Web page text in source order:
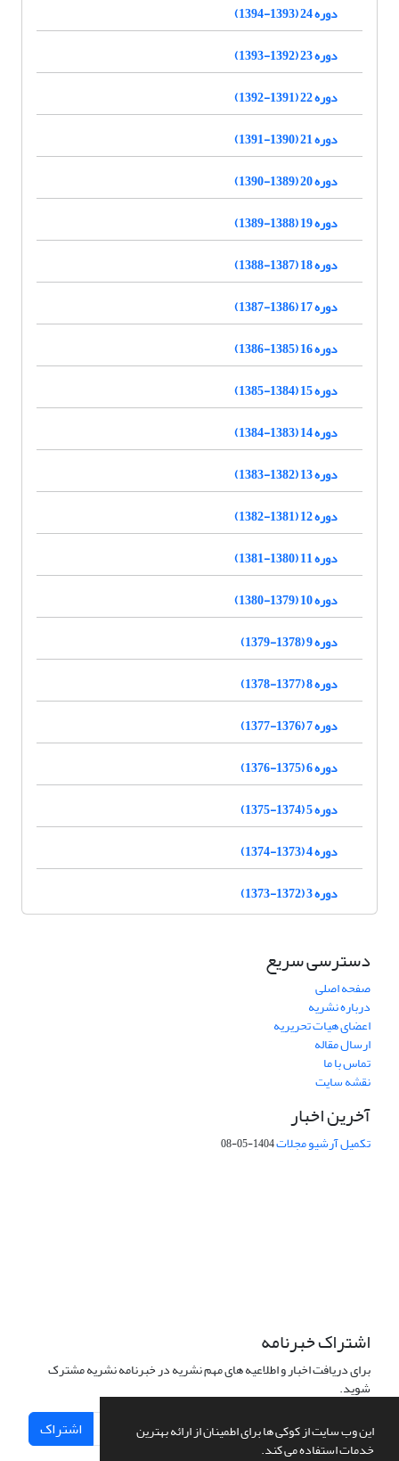
این وب سایت از کوکی ها برای اطمینان از ارائه بهترین
خدمات استفاده می کند.
دوره 24 (1393-1394)
دوره 23 (1392-1393)
دوره 22 (1391-1392)
دوره 21 (1390-1391)
دوره 20 (1389-1390)
دوره 19 (1388-1389)
دوره 18 (1387-1388)
دوره 17 (1386-1387)
دوره 16 (1385-1386)
دوره 15 (1384-1385)
دوره 14 (1383-1384)
دوره 13 (1382-1383)
دوره 12 (1381-1382)
دوره 11 (1380-1381)
دوره 10 (1379-1380)
دوره 9 (1378-1379)
دوره 8 (1377-1378)
دوره 7 (1376-1377)
دوره 6 (1375-1376)
دوره 5 (1374-1375)
دوره 4 (1373-1374)
دوره 3 (1372-1373)
دسترسی سریع
صفحه اصلی
درباره نشریه
اعضای هیات تحریریه
ارسال مقاله
تماس با ما
نقشه سایت
آخرین اخبار
تکمیل آرشیو مجلات1404-05-08
اشتراک خبرنامه
برای دریافت اخبار و اطلاعیه های مهم نشریه در خبرنامه نشریه مشترک
شوید.
اشتراک